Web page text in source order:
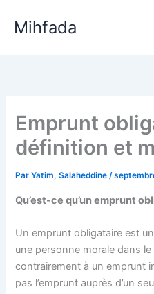
Mihfada
Emprunt
définition et
ParYatim, Salaheddine/
Qu’est-ce qu’un emprunt
Un emprunt obligataire est
une personne morale dans
contrairement à un emprunt
pas l’emprunt auprès d’un